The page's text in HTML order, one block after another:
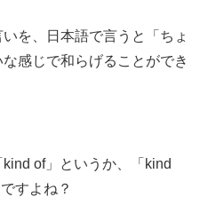
を、日本語で言うと
「ちょ
な感じで和らげることができ
of」というか、「kind
ですよね？